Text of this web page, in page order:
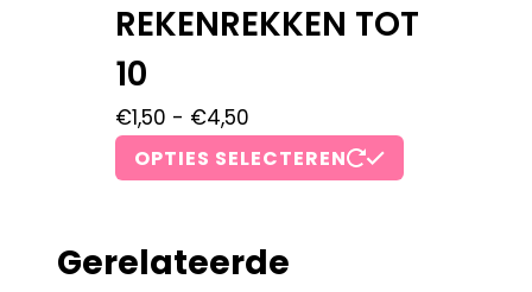
REKENREKKEN TOT
10
€1,50 - €4,50
OPTIES SELECTEREN
Gerelateerde